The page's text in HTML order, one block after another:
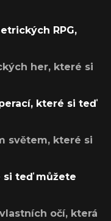
RPG,
her, které si
které si teď
světem, které si
si teď můžete
očí, která